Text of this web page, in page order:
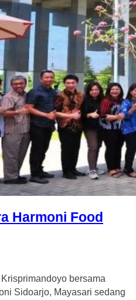
Harmoni Food
bersama
Sidoarjo, Mayasari sedang